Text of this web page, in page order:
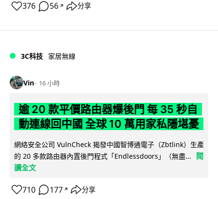
376 56 ↗ 分享
3C科技 家居無線
Vin 16 小時
逾 20 款平價路由器爆後門 每 35 秒自
動連線回中國 全球 10 萬用家私隱堪憂
網絡安全公司 VulnCheck 揭發中國智博通電子（Zbtlink）生產
的 20 多款路由器內置後門程式「Endlessdoors」（無盡...
閱
讀全文
710 177 ↗ 分享